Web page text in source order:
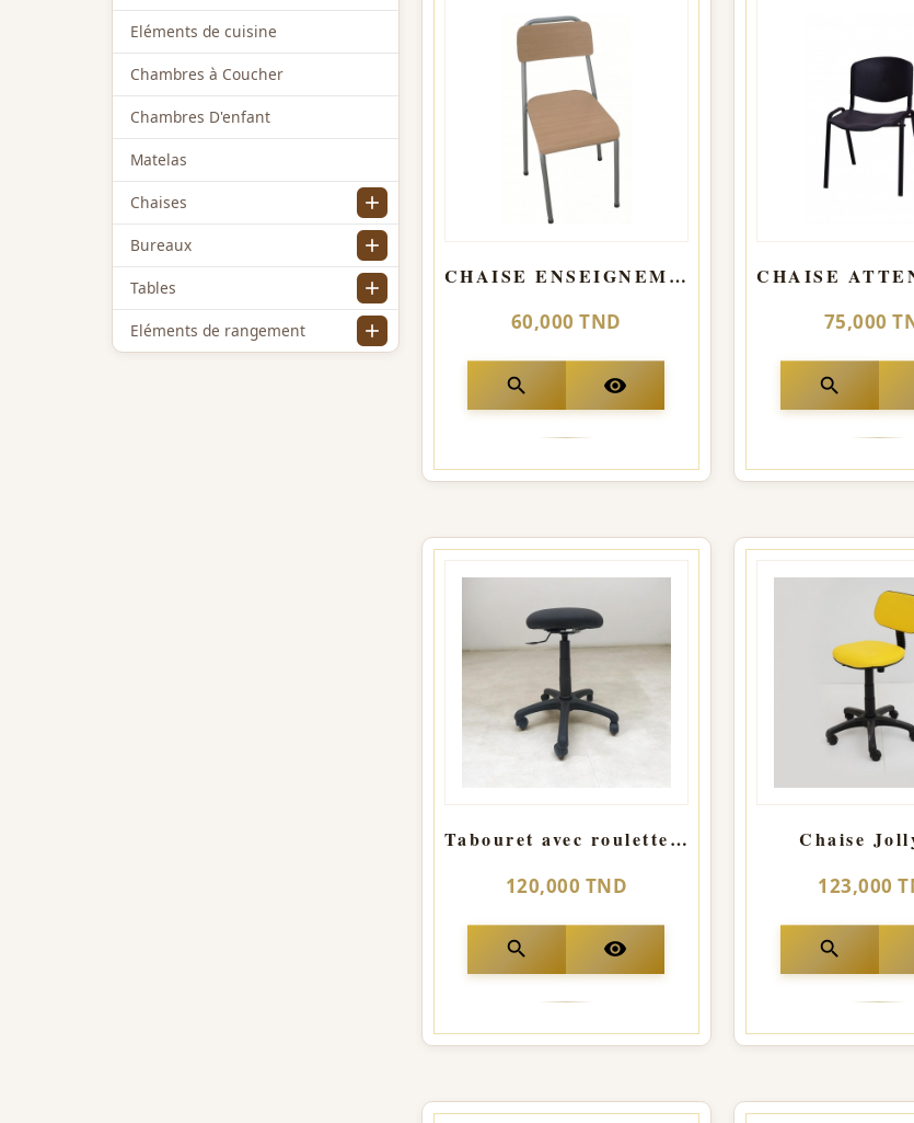
Eléments de cuisine
Chambres à Coucher
Chambres D'enfant
Matelas
Chaises add
Bureaux add
Tables add
Eléments de rangement add
CHAISE ENSEIGNEMENT
60,000 TND
search visibility
75,000
search
Tabouret avec roulette réglable
120,000 TND
search visibility
Chaise
123,000
search